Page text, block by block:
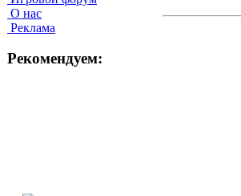
О нас
Реклама
Рекомендуем: